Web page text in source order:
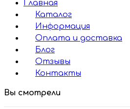
Главная
Каталог
Информация
Оплата и доставка
Блог
Отзывы
Контакты
Вы смотрели